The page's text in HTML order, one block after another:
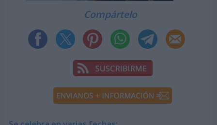
Compártelo